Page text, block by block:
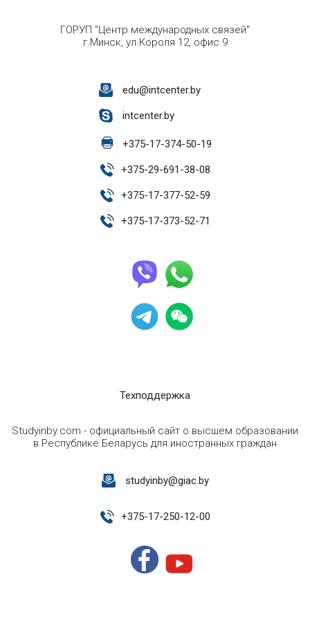
ГОРУП "Центр международных связей"
г.Минск, ул.Короля 12, офис 9
edu@intcenter.by
intcenter.by
+375-17-374-50-19
+375-29-691-38-08
+375-17-377-52-59
+375-17-373-52-71
Техподдержка
Studyinby.com - официальный сайт о высшем образовании
в Республике Беларусь для иностранных граждан
studyinby@giac.by
+375-17-250-12-00